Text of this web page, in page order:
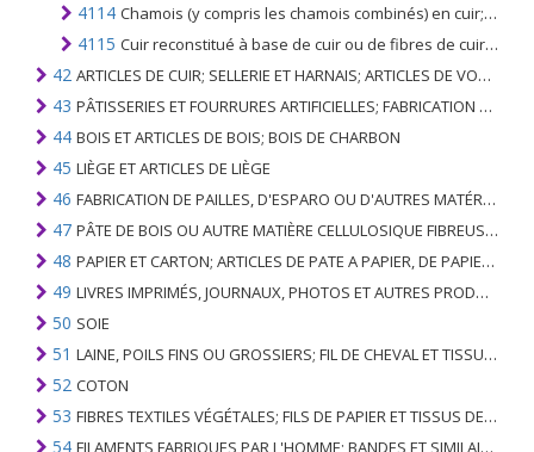
4114 Chamois (y compris les chamois combinés) en cuir; cuir verni et cuir stratifié breveté; cuir métallisé
4115 Cuir reconstitué à base de cuir ou de fibres de cuir, en plaques, feuilles ou bandes, en rouleaux ou non; rognures et autres déchets de cuir ou de cuir reconstitué, non destinés à la fabrication d'articles en cuir; poussière de cuir, poudre et farine
42 ARTICLES DE CUIR; SELLERIE ET ​​HARNAIS; ARTICLES DE VOYAGE, SACS À MAIN ET RÉCIPIENTS ANALOGUES; ARTICLES DE GUT ANIMAL (AUTRE QUE GUT DE SOIE-VERT)
43 PÂTISSERIES ET FOURRURES ARTIFICIELLES; FABRICATION DE CELLES-CI
44 BOIS ET ARTICLES DE BOIS; BOIS DE CHARBON
45 LIÈGE ET ARTICLES DE LIÈGE
46 FABRICATION DE PAILLES, D'ESPARO OU D'AUTRES MATÉRIAUX DE COULÉE; BASKETWARE ET WICKERWORK
47 PÂTE DE BOIS OU AUTRE MATIÈRE CELLULOSIQUE FIBREUSE; PAPIER OU CARTON RÉCUPÉRÉ (DÉCHETS ET DÉCHETS)
48 PAPIER ET CARTON; ARTICLES DE PATE A PAPIER, DE PAPIER OU DE CARTON
49 LIVRES IMPRIMÉS, JOURNAUX, PHOTOS ET AUTRES PRODUITS DE L'INDUSTRIE DE L'IMPRIMERIE; MANUSCRITS, TYPESCRIPTS ET PLANS
50 SOIE
51 LAINE, POILS FINS OU GROSSIERS; FIL DE CHEVAL ET TISSU TISSÉ
52 COTON
53 FIBRES TEXTILES VÉGÉTALES; FILS DE PAPIER ET TISSUS DE FILS DE PAPIER
54 FILAMENTS FABRIQUES PAR L'HOMME; BANDES ET SIMILAIRES DE MATIERES TEXTILES SYNTHETIQUES